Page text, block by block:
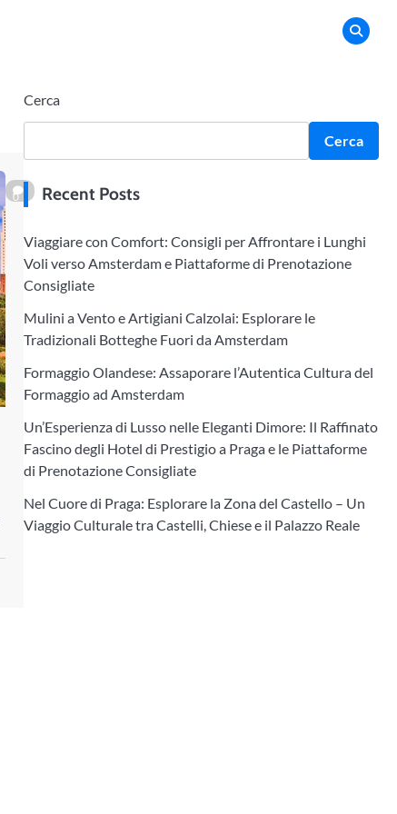
0
Cerca
Cerca
Recent Posts
Viaggiare con Comfort: Consigli per Affrontare i Lunghi
Voli verso Amsterdam e Piattaforme di Prenotazione
Consigliate
Mulini a Vento e Artigiani Calzolai: Esplorare le
Tradizionali Botteghe Fuori da Amsterdam
Formaggio Olandese: Assaporare l’Autentica Cultura del
Formaggio ad Amsterdam
Un’Esperienza di Lusso nelle Eleganti Dimore: Il Raffinato
Fascino degli Hotel di Prestigio a Praga e le Piattaforme
di Prenotazione Consigliate
Nel Cuore di Praga: Esplorare la Zona del Castello – Un
Viaggio Culturale tra Castelli, Chiese e il Palazzo Reale